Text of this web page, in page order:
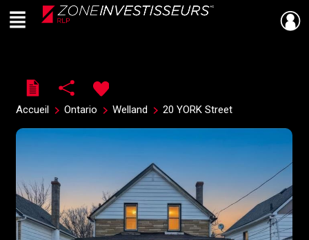
Live
En Direct
Menu
Accueil Ontario Welland 20 YORK Street